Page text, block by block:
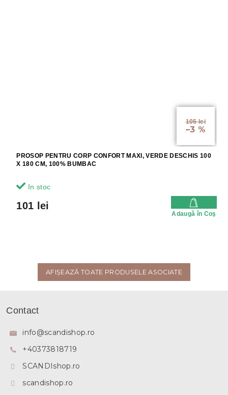
105 lei
–3 %
PROSOP PENTRU CORP CONFORT MAXI, VERDE DESCHIS 100
X 180 CM, 100% BUMBAC
In stoc
101 lei
Adaugă în Coş
AFIŞEAZĂ TOATE PRODUSELE ASOCIATE
Contact
info@scandishop.ro
+40373818719
SCANDIshop.ro
scandishop.ro